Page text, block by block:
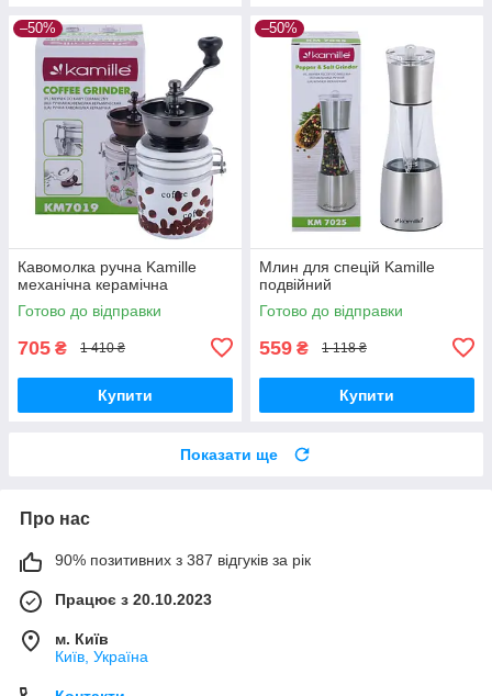
–50%
Кавомолка ручна Kamille
механічна керамічна
Готово до відправки
705 ₴ 1 410 ₴
Купити
–50%
Млин для спецій Kamille
подвійний
Готово до відправки
559 ₴ 1 118 ₴
Купити
Показати ще
Про нас
90% позитивних з 387 відгуків за рік
Працює з 20.10.2023
м. Київ
Київ, Україна